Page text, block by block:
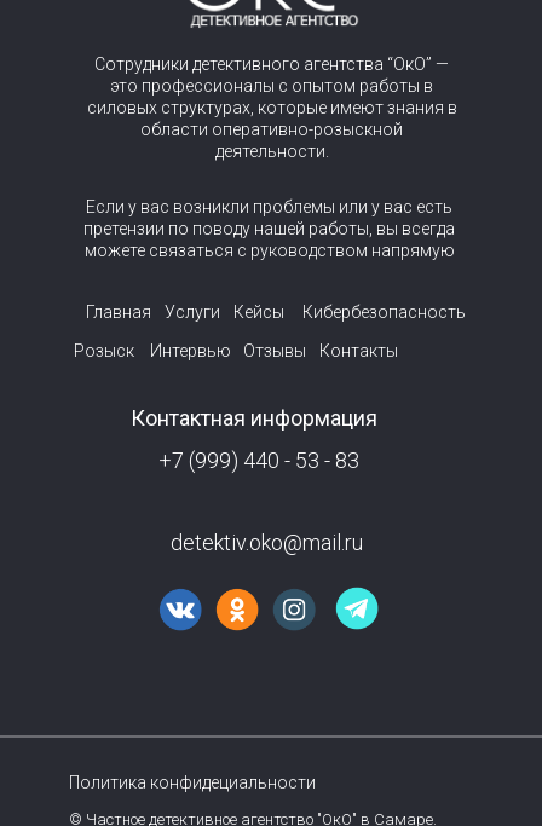
Главная Услуги Кейсы
Кибербезопасность
Интервью
Отзывы Контакты
Розыск
detektiv.oko@mail.ru
+7 (999) 440 - 53 - 83
Сотрудники детективного агентства “ОкО” —
это профессионалы с опытом работы в
силовых структурах, которые имеют знания в
области оперативно-розыскной
деятельности.
Контактная информация
Если у вас возникли проблемы или у вас есть
претензии по поводу нашей работы, вы всегда
можете связаться с руководством напрямую
© Частное детективное агентство "ОкО" в Самаре.
Политика конфидециальности